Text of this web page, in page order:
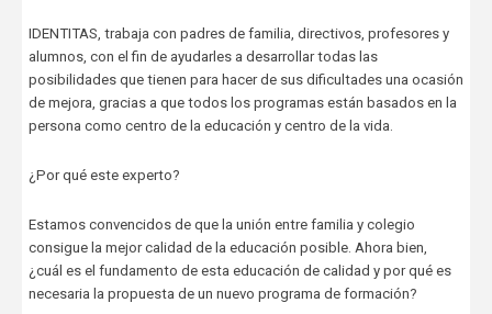
IDENTITAS, trabaja con padres de familia, directivos, profesores y
alumnos, con el fin de ayudarles a desarrollar todas las
posibilidades que tienen para hacer de sus dificultades una ocasión
de mejora, gracias a que todos los programas están basados en la
persona como centro de la educación y centro de la vida.
¿Por qué este experto?
Estamos convencidos de que la unión entre familia y colegio
consigue la mejor calidad de la educación posible. Ahora bien,
¿cuál es el fundamento de esta educación de calidad y por qué es
necesaria la propuesta de un nuevo programa de formación?